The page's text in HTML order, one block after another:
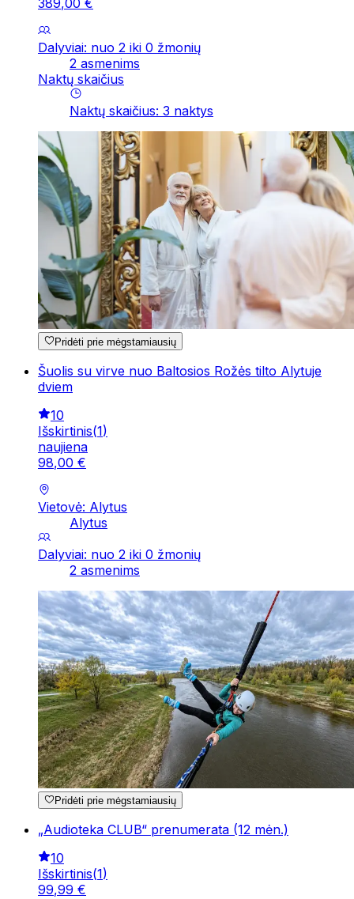
389,00 €
Dalyviai: nuo 2 iki 0 žmonių
2 asmenims
Naktų skaičius
Naktų skaičius: 3 naktys
Pridėti prie mėgstamiausių
Šuolis su virve nuo Baltosios Rožės tilto Alytuje
dviem
10
Išskirtinis(1)
naujiena
98,00 €
Vietovė: Alytus
Alytus
Dalyviai: nuo 2 iki 0 žmonių
2 asmenims
Pridėti prie mėgstamiausių
„Audioteka CLUB“ prenumerata (12 mėn.)
10
Išskirtinis(1)
99,99 €